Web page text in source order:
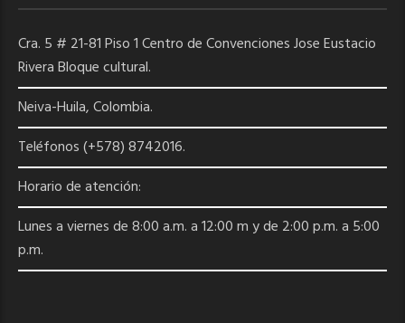
Cra. 5 # 21-81 Piso 1 Centro de Convenciones Jose Eustacio
Rivera Bloque cultural.
Neiva-Huila, Colombia.
Teléfonos (+578) 8742016.
Horario de atención:
Lunes a viernes de 8:00 a.m. a 12:00 m y de 2:00 p.m. a 5:00
p.m.